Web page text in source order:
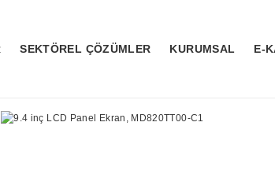
SEKTÖREL ÇÖZÜMLER KURUMSAL E-